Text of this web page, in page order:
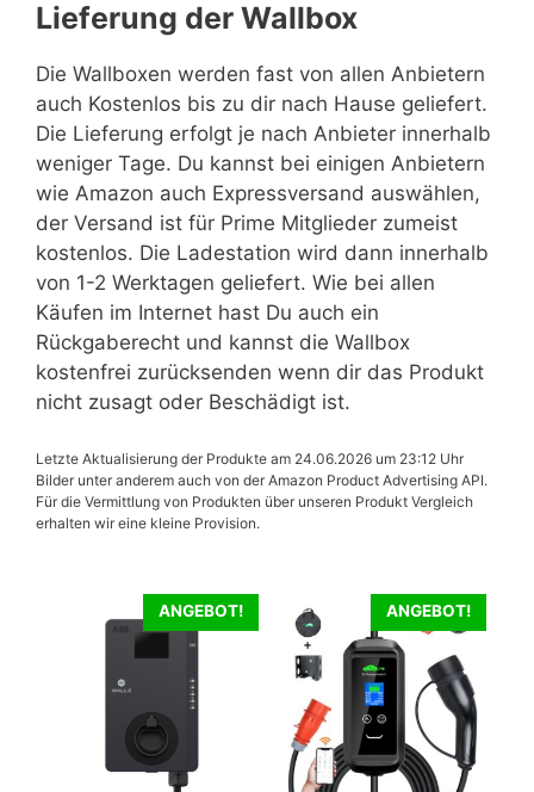
Lieferung der Wallbox
Die Wallboxen werden fast von allen Anbietern
auch Kostenlos bis zu dir nach Hause geliefert.
Die Lieferung erfolgt je nach Anbieter innerhalb
weniger Tage. Du kannst bei einigen Anbietern
wie Amazon auch Expressversand auswählen,
der Versand ist für Prime Mitglieder zumeist
kostenlos. Die Ladestation wird dann innerhalb
von 1-2 Werktagen geliefert. Wie bei allen
Käufen im Internet hast Du auch ein
Rückgaberecht und kannst die Wallbox
kostenfrei zurücksenden wenn dir das Produkt
nicht zusagt oder Beschädigt ist.
Letzte Aktualisierung der Produkte am 24.06.2026 um 23:12 Uhr
Bilder unter anderem auch von der Amazon Product Advertising API.
Für die Vermittlung von Produkten über unseren Produkt Vergleich
erhalten wir eine kleine Provision.
ANGEBOT! ANGEBOT!